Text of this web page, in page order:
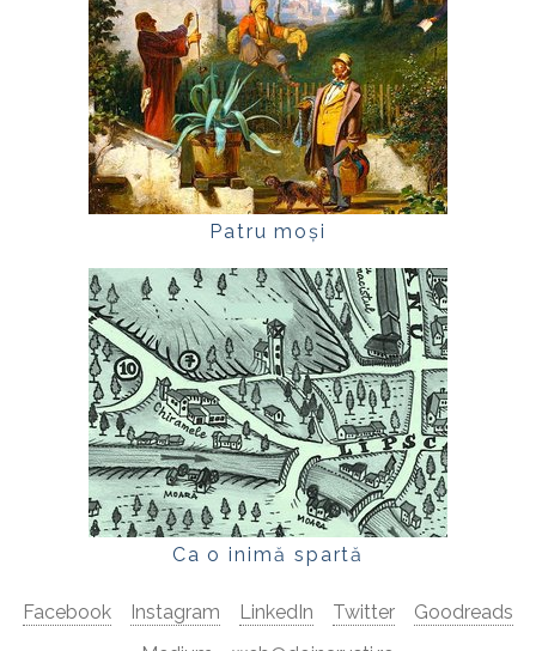
Patru moși
Ca o inimă spartă
Facebook Instagram LinkedIn Twitter
Goodreads